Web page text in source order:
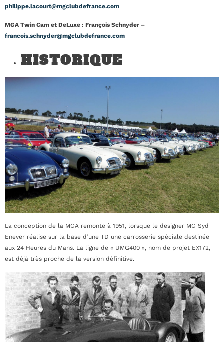
philippe.lacourt@mgclubdefrance.com
MGA Twin Cam et DeLuxe : François Schnyder –
francois.schnyder@mgclubdefrance.com
HISTORIQUE
La conception de la MGA remonte à 1951, lorsque le designer MG Syd
Enever réalise sur la base d’une TD une carrosserie spéciale destinée
aux 24 Heures du Mans. La ligne de « UMG400 », nom de projet EX172,
est déjà très proche de la version définitive.